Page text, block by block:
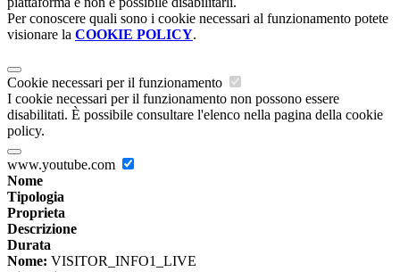
Per conoscere quali sono i cookie necessari al funzionamento potete
visionare la COOKIE POLICY.
Cookie necessari per il funzionamento
I cookie necessari per il funzionamento non possono essere
disabilitati. È possibile consultare l'elenco nella pagina della cookie
policy.
www.youtube.com
Nome
Tipologia
Proprieta
Descrizione
Durata
Nome: VISITOR_INFO1_LIVE